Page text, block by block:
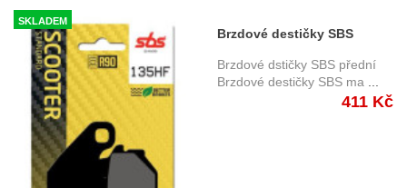
SKLADEM
Brzdové destičky SBS
135HF
Brzdové dstičky SBS přední
Brzdové destičky SBS ma
411 Kč